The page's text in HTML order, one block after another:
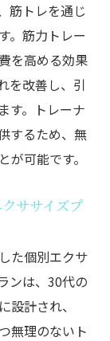
筋トレを通じ
。筋力トレー
を高める効果
を改善し、引
す。トレーナ
するため、無
可能です。
ササイズプ
た個別エクサ
ンは、30代の
設計され、
無理のないト